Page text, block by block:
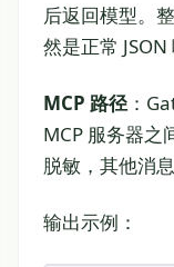
后返回模型。
然是正常
MCP 路径：
MCP 服务器之
脱敏，其他消息
输出示例：